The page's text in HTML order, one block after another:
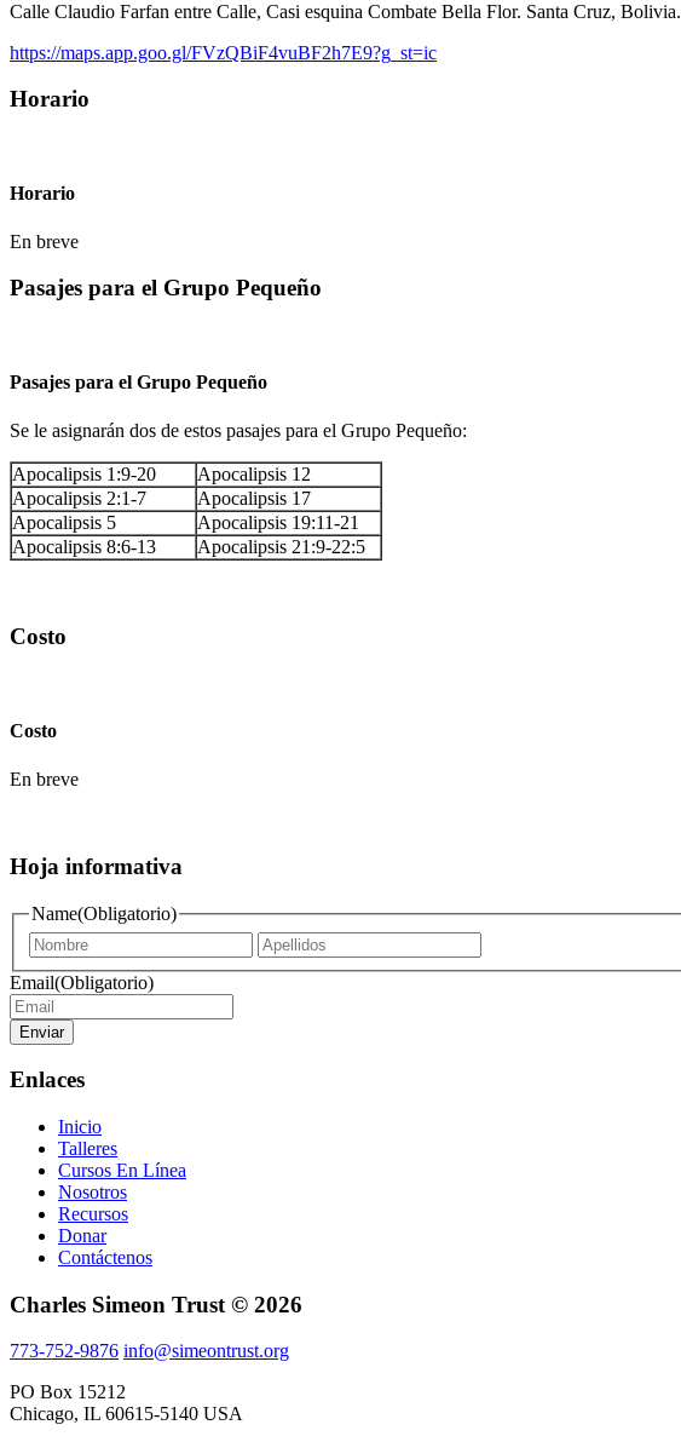
Calle Claudio Farfan entre Calle, Casi esquina Combate Bella Flor. Santa Cruz, Bolivia.
https://maps.app.goo.gl/FVzQBiF4vuBF2h7E9?g_st=ic
Horario
Horario
En breve
Pasajes para el Grupo Pequeño
Pasajes para el Grupo Pequeño
Se le asignarán dos de estos pasajes para el Grupo Pequeño:
Apocalipsis 1:9-20
Apocalipsis 12
Apocalipsis 2:1-7
Apocalipsis 17
Apocalipsis 5
Apocalipsis 19:11-21
Apocalipsis 8:6-13
Apocalipsis 21:9-22:5
Costo
Costo
En breve
Hoja informativa
Name(Obligatorio)
First
name
name
Email(Obligatorio)
Enviar
Enlaces
Inicio
Talleres
Cursos En Línea
Nosotros
Recursos
Donar
Contáctenos
Charles Simeon Trust © 2026
773-752-9876 info@simeontrust.org
PO Box 15212
Chicago, IL 60615-5140 USA